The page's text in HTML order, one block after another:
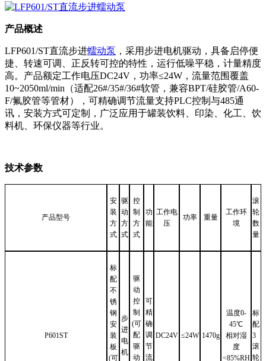
产品概述
LFP601/ST直流步进蠕动泵 ，采用步进电机驱动，具备启停便
捷、转速可调、正反转可控的特性，运行低噪平稳，计量精度
高。产品额定工作电压DC24V，功率≤24W，流量范围覆盖
10~2050ml/min（适配26#/35#/36#软管，兼容BPT/硅胶管/A60-
F/氟胶管等管材），可精确调节流量支持PLC控制与485通
讯，安装方式可定制，广泛应用于罐装饮料、印染、化工、饮
料机、环保仪器等行业。
技术参数
产品型号
安
装
方
式
驱
动
方
式
控
制
方
式
功
能
工作电
压
功率 重量
工作环
境
滚
轮
数
量
P601ST
标
配
不
锈
钢
安
装
板
(可
步
进
电
机
驱
动
控
制
(可
配
驱
动
可
精
确
调
节
流
DC24V ≤24W 1470g
温度0-
45℃
相对湿
度
<85%RH
标
配
3
滚
轮